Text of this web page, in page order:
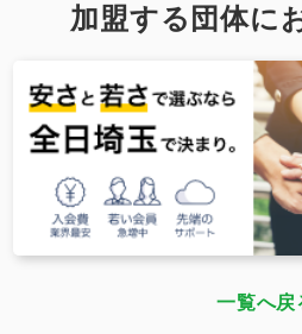
加盟する団体に
一覧へ戻